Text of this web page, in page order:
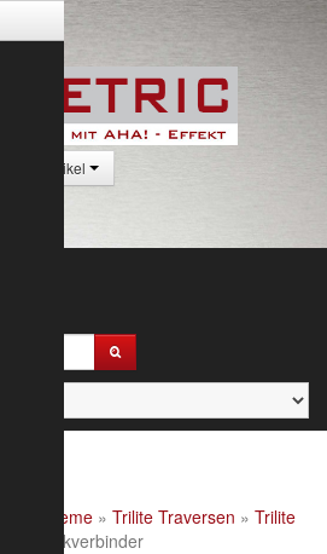
0 Artikel
» Trilite Traversen » Trilite
Eckverbinder